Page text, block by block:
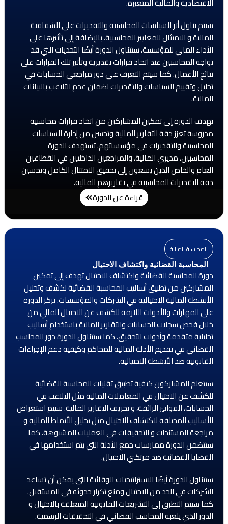
سيتم تناول أثر السياسات المحاسبية والتقديرات على الشفافية
المالية و الامتثال للمعايير المحاسبية، بالإضافة إلى تأثيرها على
الأداء المالي للمؤسسة. ستتناول الدورة أيضًا التحديات التي قد
تواجه المحاسبين عند اتخاذ قرارات تقديرية وتأثير تلك القرارات على
نتائج الأعمال. كما سيتم التعرف على دور مراجعي الحسابات في
تحليل وتقييم السياسات والتقديرات لضمان عدم التلاعب بالبيانات
المالية.
تهدف الدورة إلى تمكين المشاركين من اتخاذ قرارات محاسبية
مدروسة تعزز دقة التقارير المالية وتحسن من إدارة السياسات
المحاسبية والتقديرات في مؤسساتهم. تستهدف الدورة
المحاسبين، مديري المالية، والمراجعين الداخليين في القطاعين
العام والخاص الذين يسعون إلى تحقيق الامتثال الكامل وتحسين
دقة التقديرات المحاسبية في تقاريرهم المالية.
قراءة عن الدورة
المحاسبة المالية
المحاسبة القضائية واكتشاف الاحتيال
دورة المحاسبة القضائية واكتشاف الاحتيال تهدف إلى تمكين
المشاركين من تطبيق أساليب المحاسبة القضائية لكشف وتحليل
الأنشطة المالية الاحتيالية في الشركات والمؤسسات. تركز الدورة
على المهارات والأدوات اللازمة للكشف عن الاحتيال المالي من
خلال فحص سجلات الحسابات والتقارير المالية باستخدام أساليب
تحليلية متقدمة وأدوات التحقيق. كما ستتناول الدورة دور المحاسب
القضائي في تقديم الأدلة المالية للمحاكم وكيفية دعم الإجراءات
القانونية ضد الأنشطة الاحتيالية.
سيتعلم المشاركون كيفية تطبيق تقنيات المحاسبة القضائية
للكشف عن الاحتيال في المعاملات المالية مثل التلاعب في
الحسابات، الفواتير الزائفة، و تحريف التقارير المالية. سيتم استعراض
الأساليب المختلفة لاكتشاف الاحتيال مثل تحليل الأنماط المالية و
مراجعة المستندات و التحقيقات في العمليات المشبوهة. كما
ستتضمن الدورة ممارسات جمع الأدلة التي يتم استخدامها في
القضايا القضائية ضد مرتكبي الاحتيال.
ستتناول الدورة أيضًا الاستراتيجيات الوقائية التي يمكن أن تساعد
الشركات في الحد من الاحتيال ومنع تكرار حدوثه في المستقبل.
كما سيتم التطرق إلى التشريعات القانونية المتعلقة بالاحتيال و
الدور الذي يلعبه المحاسب القضائي في التحقيقات الرسمية.